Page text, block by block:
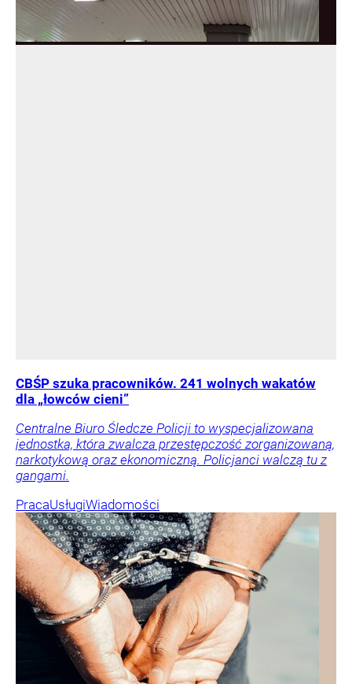
CBŚP szuka pracowników. 241 wolnych wakatów
dla „łowców cieni”
Centralne Biuro Śledcze Policji to wyspecjalizowana
jednostka, która zwalcza przestępczość zorganizowaną,
narkotykową oraz ekonomiczną. Policjanci walczą tu z
gangami.
PracaUsługiWiadomości